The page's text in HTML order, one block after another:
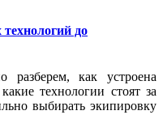
до
как устроена
технологии стоят за
выбирать экипировку